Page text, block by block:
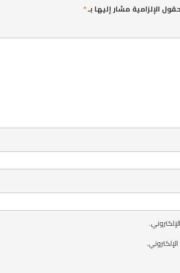
الإلزامية مشار إليها بـ*